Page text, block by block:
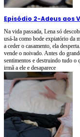
Episódio 2-Adeus aos
Na vida passada, Lena só
usá-la como bode expiatório da
a ceder o casamento, ela
vende o noivado. Antes do
sentimentos e destruindo tudo o
irmã a ele e desaparece